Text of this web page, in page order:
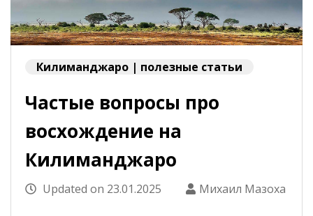
Килиманджаро | полезные статьи
Частые вопросы про
восхождение на
Килиманджаро
Updated on 23.01.2025 Михаил Мазоха